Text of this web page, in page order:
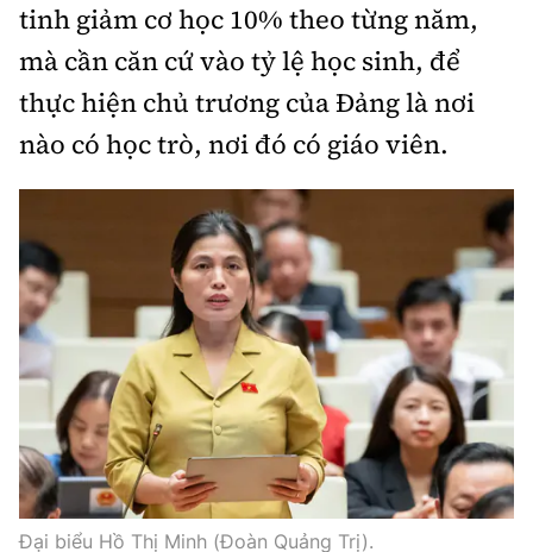
tinh giảm cơ học 10% theo từng năm,
mà cần căn cứ vào tỷ lệ học sinh, để
thực hiện chủ trương của Đảng là nơi
nào có học trò, nơi đó có giáo viên.
Đại biểu Hồ Thị Minh (Đoàn Quảng Trị).